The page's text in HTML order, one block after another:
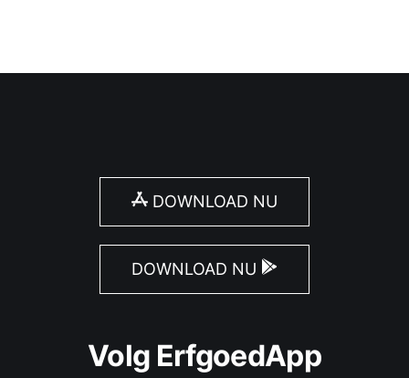
DOWNLOAD NU
DOWNLOAD NU
Volg ErfgoedApp